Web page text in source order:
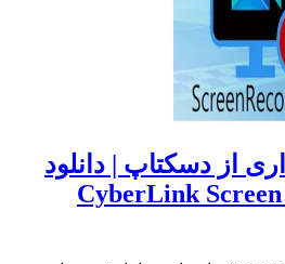
از دسکتاپ | دانلود
CyberLink